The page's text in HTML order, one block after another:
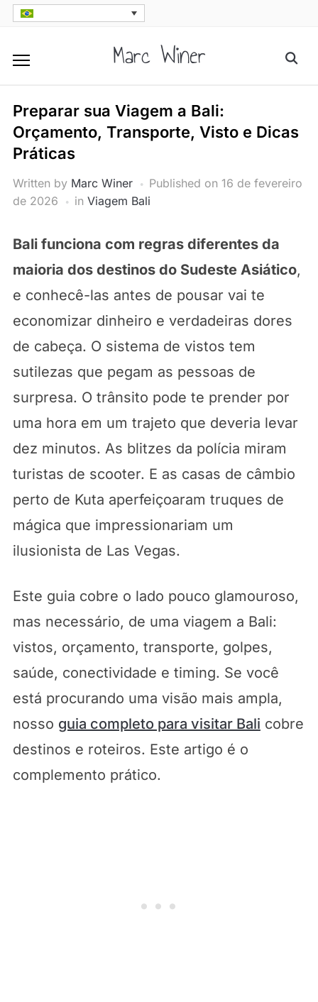
Skip
content
Marc Winer
Preparar sua Viagem a Bali:
Orçamento, Transporte, Visto e Dicas
Práticas
Written by Marc Winer Published on 16 de fevereiro
de 2026
in Viagem Bali
Bali funciona com regras diferentes da
maioria dos destinos do Sudeste Asiático,
e conhecê-las antes de pousar vai te
economizar dinheiro e verdadeiras dores
de cabeça. O sistema de vistos tem
sutilezas que pegam as pessoas de
surpresa. O trânsito pode te prender por
uma hora em um trajeto que deveria levar
dez minutos. As blitzes da polícia miram
turistas de scooter. E as casas de câmbio
perto de Kuta aperfeiçoaram truques de
mágica que impressionariam um
ilusionista de Las Vegas.
Este guia cobre o lado pouco glamouroso,
mas necessário, de uma viagem a Bali:
vistos, orçamento, transporte, golpes,
saúde, conectividade e timing. Se você
está procurando uma visão mais ampla,
nosso guia completo para visitar Bali cobre
destinos e roteiros. Este artigo é o
complemento prático.